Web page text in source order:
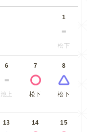
1
松下
6
池上
7
松下
8
松下
13 14 15